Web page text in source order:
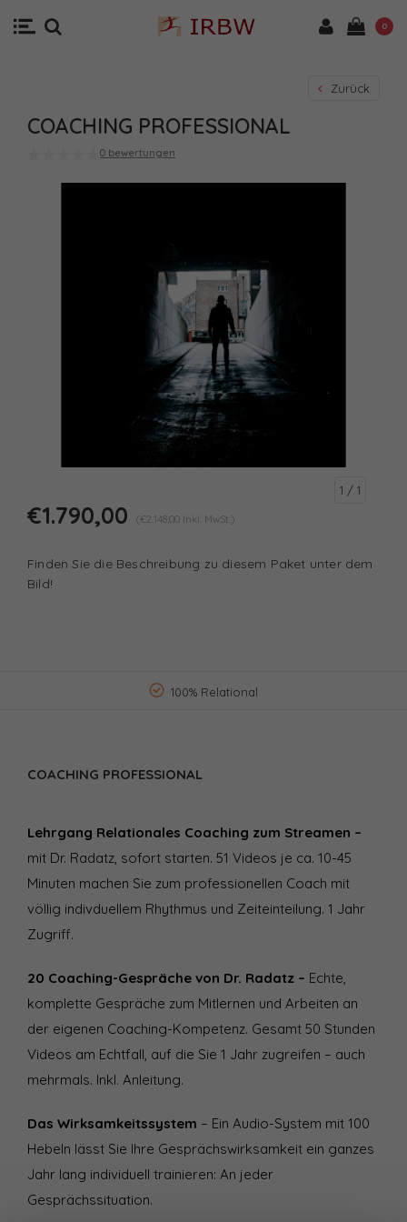
0
Zurück
COACHING PROFESSIONAL
0 bewertungen
1 / 1
€1.790,00 (€2.148,00 Inkl. MwSt.)
Finden Sie die Beschreibung zu diesem Paket unter dem
Bild!
100% Relational
COACHING PROFESSIONAL
Lehrgang Relationales Coaching zum Streamen –
mit Dr. Radatz, sofort starten. 51 Videos je ca. 10-45
Minuten machen Sie zum professionellen Coach mit
völlig indivduellem Rhythmus und Zeiteinteilung. 1 Jahr
Zugriff.
20 Coaching-Gespräche von Dr. Radatz – Echte,
komplette Gespräche zum Mitlernen und Arbeiten an
der eigenen Coaching-Kompetenz. Gesamt 50 Stunden
Videos am Echtfall, auf die Sie 1 Jahr zugreifen – auch
mehrmals. Inkl. Anleitung.
Das Wirksamkeitssystem – Ein Audio-System mit 100
Hebeln lässt Sie Ihre Gesprächswirksamkeit ein ganzes
Jahr lang individuell trainieren: An jeder
Gesprächssituation.